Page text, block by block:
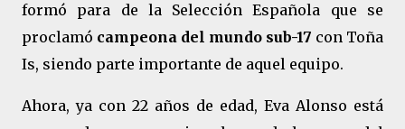
formó para de la Selección Española que se
proclamó campeona del mundo sub-17 con Toña
Is, siendo parte importante de aquel equipo.
Ahora, ya con 22 años de edad, Eva Alonso está